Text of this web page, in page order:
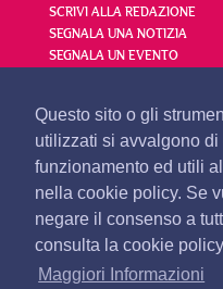
Questo sito o gli
utilizzati si avvalgono di
funzionamento ed utili
nella cookie policy. Se
negare il consenso a
consulta la cookie
Maggiori Informazioni
SCRIVI ALLA REDAZIONE
SEGNALA UNA NOTIZIA
SEGNALA UN EVENTO
REDAZIONE PUBBLICITÀ